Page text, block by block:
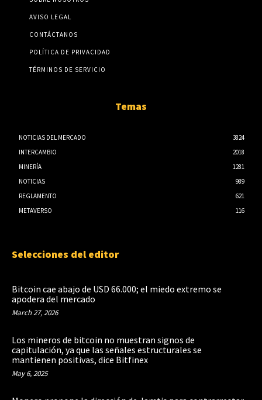
AVISO LEGAL
CONTÁCTANOS
POLÍTICA DE PRIVACIDAD
TÉRMINOS DE SERVICIO
Temas
NOTICIAS DEL MERCADO
3824
INTERCAMBIO
2018
MINERÍA
1281
NOTICIAS
989
REGLAMENTO
621
METAVERSO
116
Selecciones del editor
Bitcoin cae abajo de USD 66.000; el miedo extremo se
apodera del mercado
March 27, 2026
Los mineros de bitcoin no muestran signos de
capitulación, ya que las señales estructurales se
mantienen positivas, dice Bitfinex
May 6, 2025